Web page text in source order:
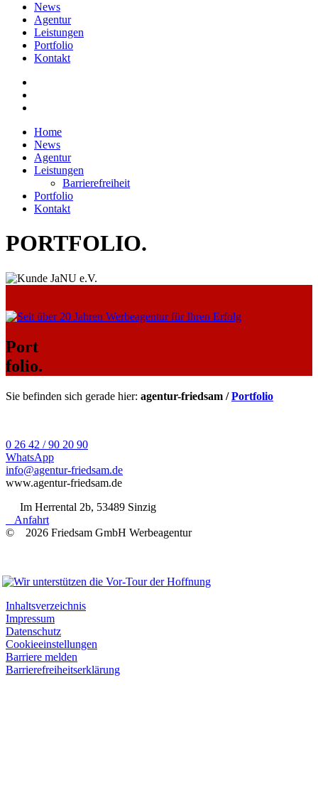
News
Agentur
Leistungen
Portfolio
Kontakt
Home
News
Agentur
Leistungen
Barrierefreiheit
Portfolio
Kontakt
PORTFOLIO.
Port
folio.
Sie befinden sich gerade hier: agentur-friedsam /Portfolio
0 26 42 / 90 20 90
WhatsApp
info@agentur-friedsam.de
www.agentur-friedsam.de
Im Herrental 2b, 53489 Sinzig
Anfahrt
© 2026 Friedsam GmbH Werbeagentur
Inhaltsverzeichnis
Impressum
Datenschutz
Cookieeinstellungen
Barriere melden
Barrierefreiheitserklärung